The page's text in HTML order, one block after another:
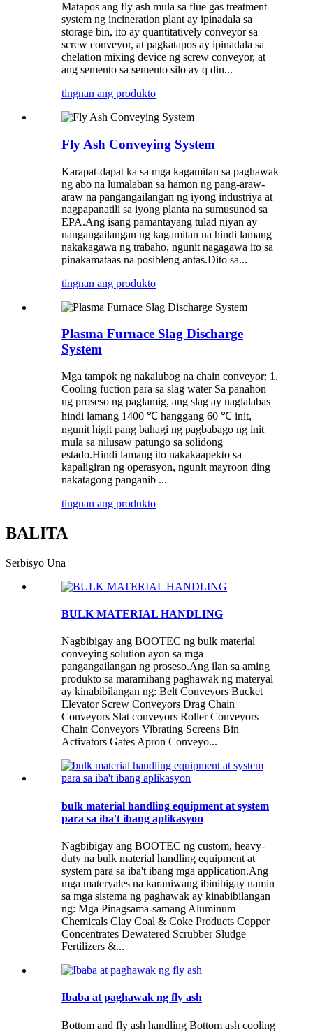
Matapos ang fly ash mula sa flue gas treatment
system ng incineration plant ay ipinadala sa
storage bin, ito ay quantitatively conveyor sa
screw conveyor, at pagkatapos ay ipinadala sa
chelation mixing device ng screw conveyor, at
ang semento sa semento silo ay q din...
tingnan ang produkto
Fly Ash Conveying System
Karapat-dapat ka sa mga kagamitan sa paghawak
ng abo na lumalaban sa hamon ng pang-araw-
araw na pangangailangan ng iyong industriya at
nagpapanatili sa iyong planta na sumusunod sa
EPA.Ang isang pamantayang tulad niyan ay
nangangailangan ng kagamitan na hindi lamang
nakakagawa ng trabaho, ngunit nagagawa ito sa
pinakamataas na posibleng antas.Dito sa...
tingnan ang produkto
Plasma Furnace Slag Discharge
System
Mga tampok ng nakalubog na chain conveyor: 1.
Cooling fuction para sa slag water Sa panahon
ng proseso ng paglamig, ang slag ay naglalabas
hindi lamang 1400 ℃ hanggang 60 ℃ init,
ngunit higit pang bahagi ng pagbabago ng init
mula sa nilusaw patungo sa solidong
estado.Hindi lamang ito nakakaapekto sa
kapaligiran ng operasyon, ngunit mayroon ding
nakatagong panganib ...
tingnan ang produkto
BALITA
Serbisyo Una
BULK MATERIAL HANDLING
Nagbibigay ang BOOTEC ng bulk material
conveying solution ayon sa mga
pangangailangan ng proseso.Ang ilan sa aming
produkto sa maramihang paghawak ng materyal
ay kinabibilangan ng: Belt Conveyors Bucket
Elevator Screw Conveyors Drag Chain
Conveyors Slat conveyors Roller Conveyors
Chain Conveyors Vibrating Screens Bin
Activators Gates Apron Conveyo...
bulk material handling equipment at system
para sa iba't ibang aplikasyon
Nagbibigay ang BOOTEC ng custom, heavy-
duty na bulk material handling equipment at
system para sa iba't ibang mga application.Ang
mga materyales na karaniwang ibinibigay namin
sa mga sistema ng paghawak ay kinabibilangan
ng: Mga Pinagsama-samang Aluminum
Chemicals Clay Coal & Coke Products Copper
Concentrates Dewatered Scrubber Sludge
Fertilizers &...
Ibaba at paghawak ng fly ash
Bottom and fly ash handling Bottom ash cooling